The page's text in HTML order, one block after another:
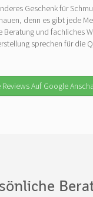
Geschenk für
denn es gibt jede
Beratung und fachliches
sprechen für die
Reviews Auf Google